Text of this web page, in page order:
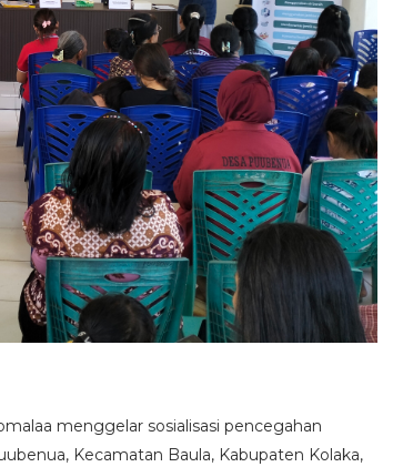
menggelar sosialisasi pencegahan
Kecamatan Baula, Kabupaten Kolaka,